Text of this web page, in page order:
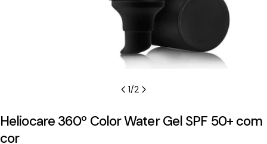
1/2
Heliocare 360º Color Water Gel SPF 50+ com
cor